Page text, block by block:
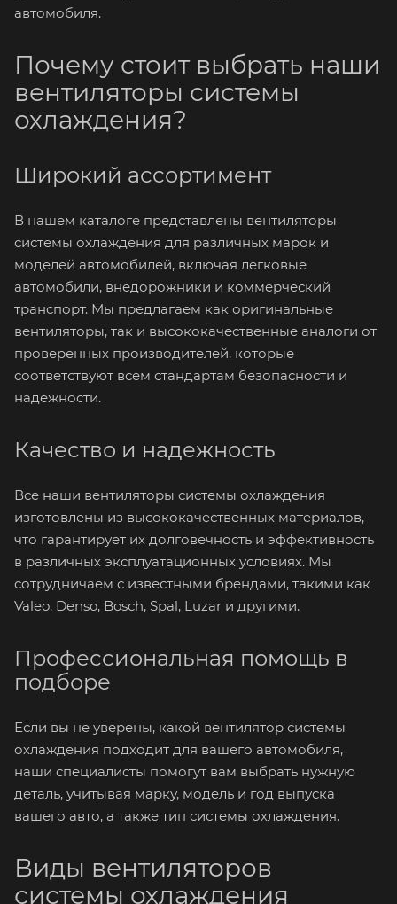
автомобиля.
Почему стоит выбрать наши
вентиляторы системы
охлаждения?
Широкий ассортимент
В нашем каталоге представлены вентиляторы
системы охлаждения для различных марок и
моделей автомобилей, включая легковые
автомобили, внедорожники и коммерческий
транспорт. Мы предлагаем как оригинальные
вентиляторы, так и высококачественные аналоги от
проверенных производителей, которые
соответствуют всем стандартам безопасности и
надежности.
Качество и надежность
Все наши вентиляторы системы охлаждения
изготовлены из высококачественных материалов,
что гарантирует их долговечность и эффективность
в различных эксплуатационных условиях. Мы
сотрудничаем с известными брендами, такими как
Valeo, Denso, Bosch, Spal, Luzar и другими.
Профессиональная помощь в
подборе
Если вы не уверены, какой вентилятор системы
охлаждения подходит для вашего автомобиля,
наши специалисты помогут вам выбрать нужную
деталь, учитывая марку, модель и год выпуска
вашего авто, а также тип системы охлаждения.
Виды вентиляторов
системы охлаждения